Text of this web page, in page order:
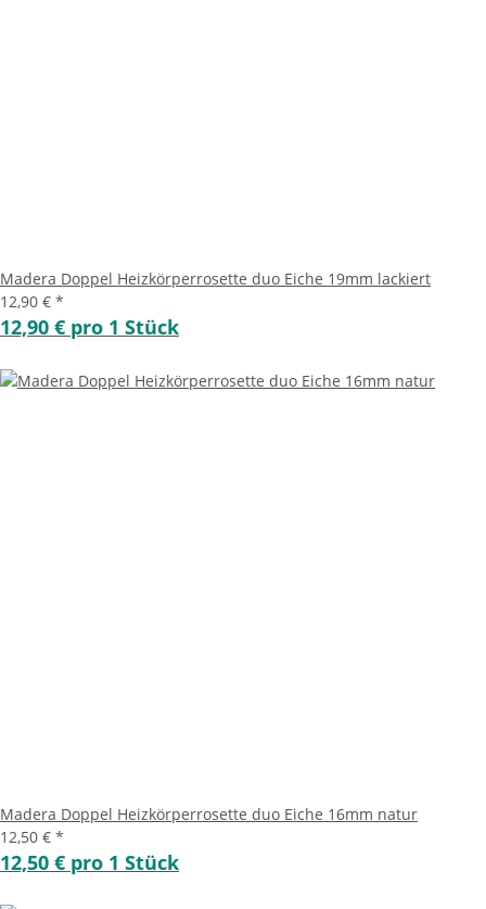
Madera Doppel Heizkörperrosette duo Eiche 19mm lackiert
12,90 € *
12,90 € pro 1 Stück
Madera Doppel Heizkörperrosette duo Eiche 16mm natur
12,50 € *
12,50 € pro 1 Stück